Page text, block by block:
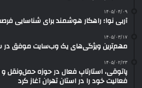
۱۴۰۵/۰۴/۰۹
آربی نوا؛ راهکار هوشمند برای شناسایی
۱۴۰۵/۰۳/۱۷
مهم‌ترین ویژگی‌های یک وب‌سایت موفق در سال
۱۴۰۵/۰۲/۲۳
پاتوقی، استارتاپ فعال در حوزه حمل‌ونقل
فعالیت خود را در استان تهران آغاز کرد